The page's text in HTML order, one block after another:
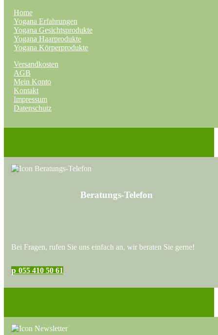
Home
Yogana Erfahrungen
Yogana Gesichtsprodukte
Yogana Haarprodukte
Yogana Körperprodukte
Versandkosten
AGB
Mein Konto
Kontakt
Impressum
Datenschutz
Beratungs-Telefon
Bei Fragen, rufen Sie uns einfach an, wir beraten Sie gerne!
p 055 410 50 61